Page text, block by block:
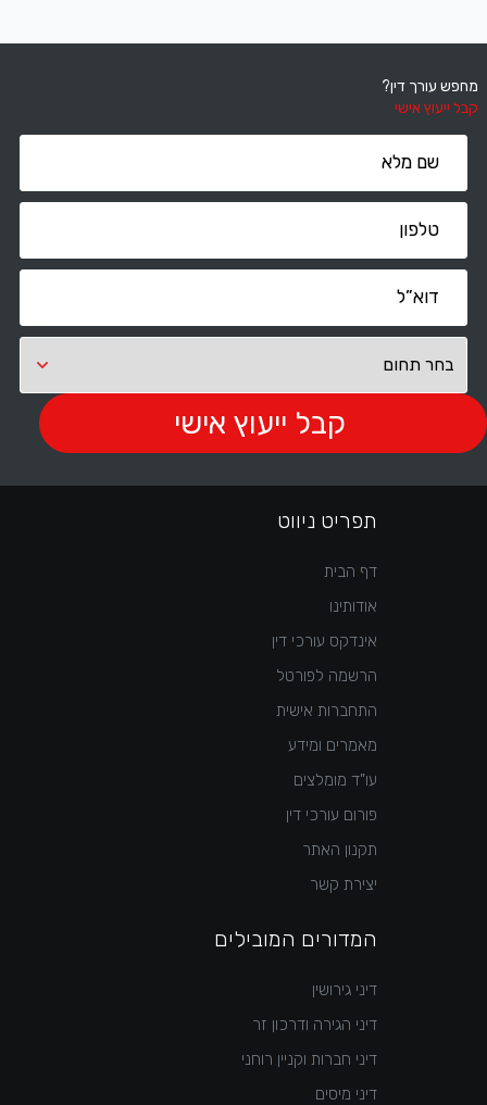
מחפש עורך דין?
קבל ייעוץ אישי
תפריט ניווט
דף הבית
אודותינו
אינדקס עורכי דין
הרשמה לפורטל
התחברות אישית
מאמרים ומידע
עו"ד מומלצים
פורום עורכי דין
תקנון האתר
יצירת קשר
המדורים המובילים
דיני גירושין
דיני הגירה ודרכון זר
דיני חברות וקניין רוחני
דיני מיסים